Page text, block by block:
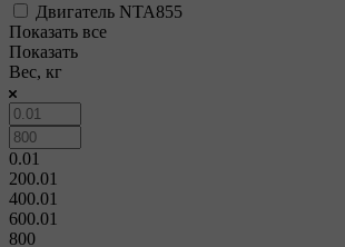
Двигатель NTA855
Показать все
Показать
Вес, кг
0.01
200.01
400.01
600.01
800